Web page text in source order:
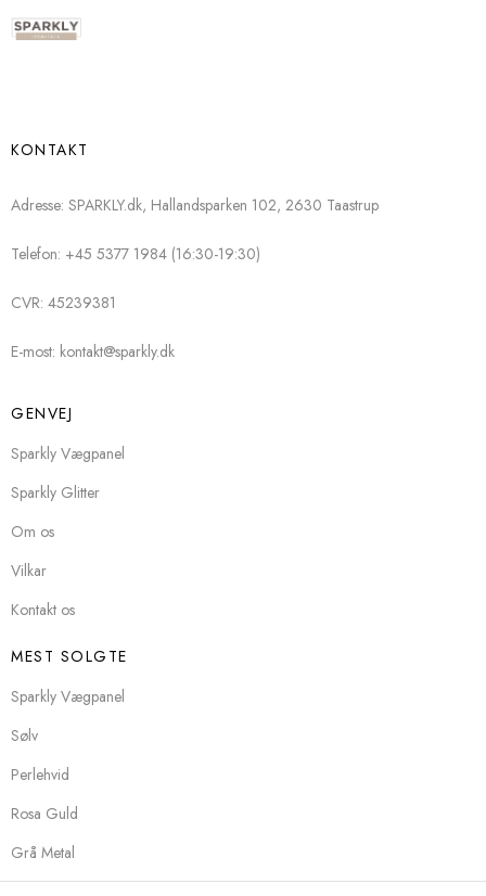
KONTAKT
Adresse: SPARKLY.dk, Hallandsparken 102, 2630 Taastrup
Telefon: +45 5377 1984 (16:30-19:30)
CVR: 45239381
E-most: kontakt@sparkly.dk
GENVEJ
Sparkly Vægpanel
Sparkly Glitter
Om os
Vilkar
Kontakt os
MEST SOLGTE
Sparkly Vægpanel
Sølv
Perlehvid
Rosa Guld
Grå Metal